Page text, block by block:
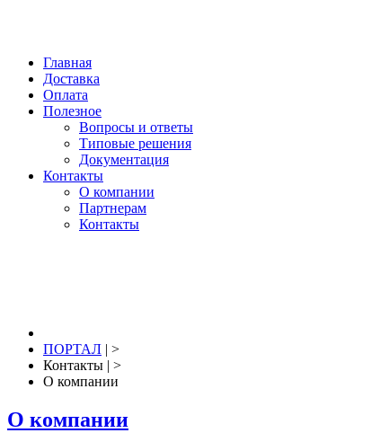
Главная
Доставка
Оплата
Полезное
Вопросы и ответы
Типовые решения
Документация
Контакты
О компании
Партнерам
Контакты
ПОРТАЛ | >
Контакты | >
О компании
О компании